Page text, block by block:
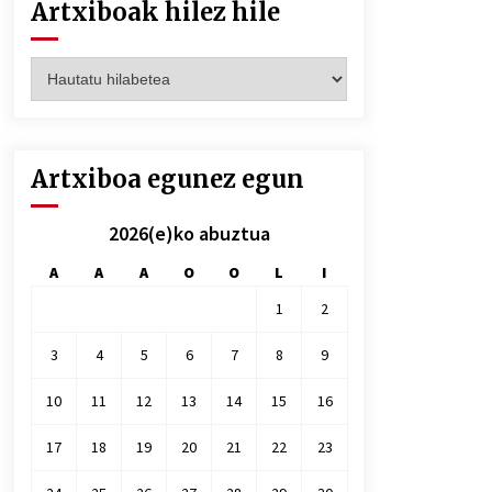
Artxiboak hilez hile
hilez
Artxiboa egunez egun
2026(e)ko abuztua
A A A O O L
I
1
2
3 4 5 6 7 8 9
10 11 12 13 14 15 16
17 18 19 20 21 22 23